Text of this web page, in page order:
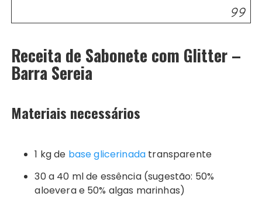
Receita de Sabonete com Glitter –
Barra Sereia
Materiais necessários
1 kg de base glicerinada transparente
30 a 40 ml de essência (sugestão: 50%
aloevera e 50% algas marinhas)